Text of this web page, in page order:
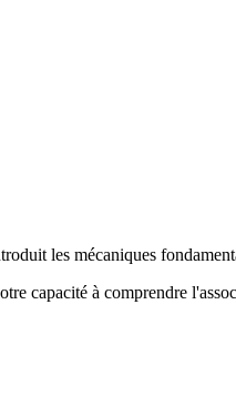
les mécaniques
capacité à comprendre